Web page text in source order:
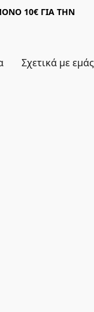
10€ ΓΙΑ ΤΗΝ
Σχετικά με εμάς